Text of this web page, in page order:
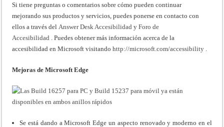
Si tiene preguntas o comentarios sobre cómo pueden continuar
mejorando sus productos y servicios, puedes ponerse en contacto con
ellos a través del Answer Desk Accesibilidad yForo de
Accesibilidad . Puedes obtener más información acerca de la
accesibilidad en Microsoft visitandohttp://microsoft.com/accessibility
Mejoras de Microsoft Edge
Se está dando a Microsoft Edge un aspecto renovado y moderno en el